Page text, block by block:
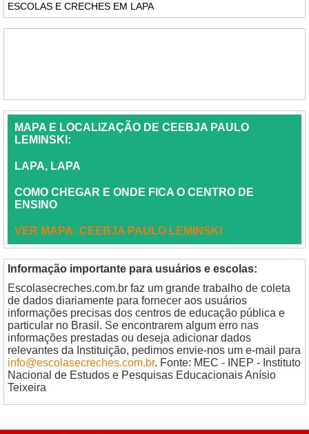
ESCOLAS E CRECHES EM LAPA
MAPA E LOCALIZAÇÃO DE CEEBJA PAULO
LEMINSKI:
LAPA, LAPA
COMO CHEGAR E ONDE FICA O CENTRO DE
ENSINO
VER MAPA: CEEBJA PAULO LEMINSKI
Informação importante para usuários e escolas:
Escolasecreches.com.br faz um grande trabalho de coleta
de dados diariamente para fornecer aos usuários
informações precisas dos centros de educação pública e
particular no Brasil. Se encontrarem algum erro nas
informações prestadas ou deseja adicionar dados
relevantes da Instituição, pedimos envie-nos um e-mail para
info@escolasecreches.com.br. Fonte: MEC - INEP - Instituto
Nacional de Estudos e Pesquisas Educacionais Anísio
Teixeira